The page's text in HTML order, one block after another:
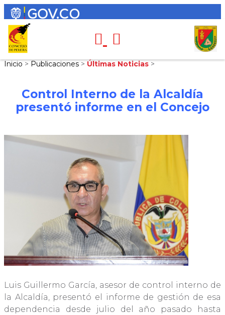
Inicio > Publicaciones > Últimas Noticias >
Control Interno de la Alcaldía
presentó informe en el Concejo
Luis Guillermo García, asesor de control interno de
la Alcaldía, presentó el informe de gestión de esa
dependencia desde julio del año pasado hasta